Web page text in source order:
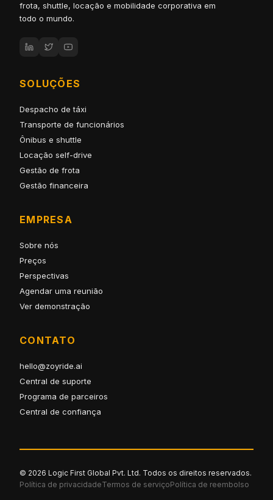
frota, shuttle, locação e mobilidade corporativa em
todo o mundo.
SOLUÇÕES
Despacho de táxi
Transporte de funcionários
Ônibus e shuttle
Locação self-drive
Gestão de frota
Gestão financeira
EMPRESA
Sobre nós
Preços
Perspectivas
Agendar uma reunião
Ver demonstração
CONTATO
hello@zoyride.ai
Central de suporte
Programa de parceiros
Central de confiança
© 2026 Logic First Global Pvt. Ltd. Todos os direitos reservados.
Política de privacidadeTermos de serviçoPolítica de reembolso